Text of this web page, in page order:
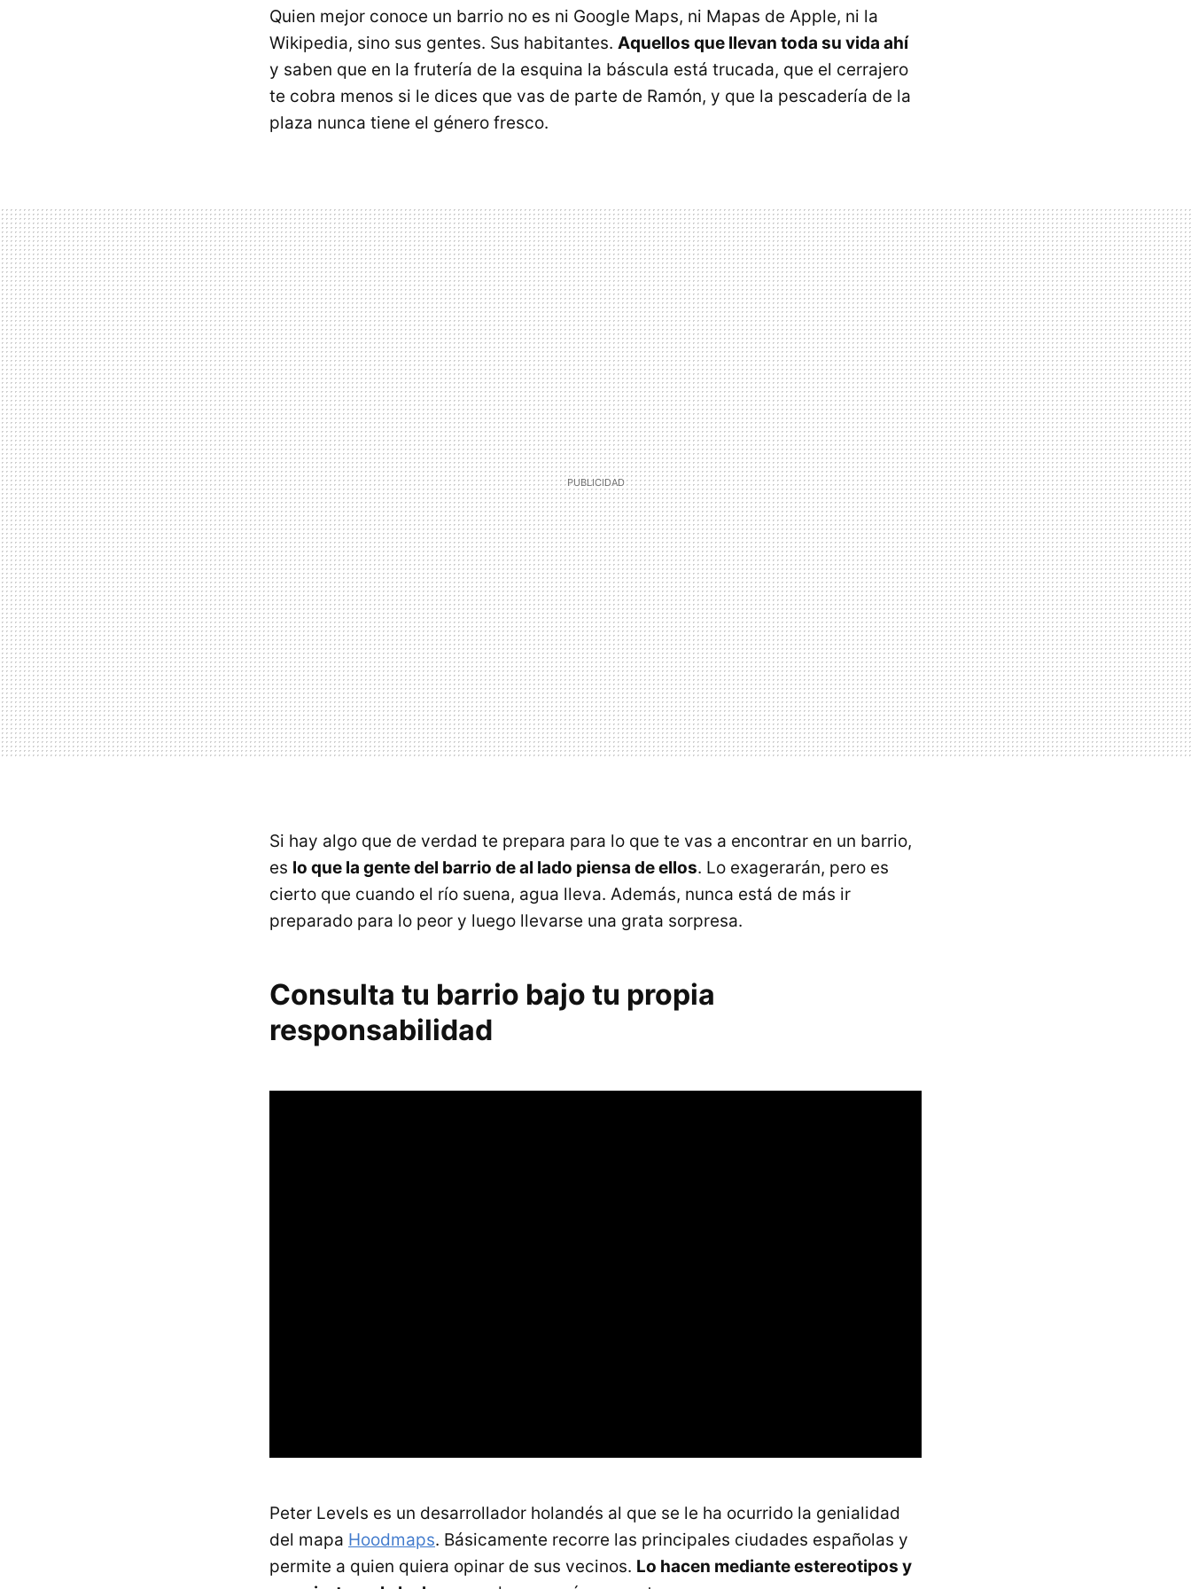
Quien mejor conoce un barrio no es ni Google Maps, ni Mapas de Apple, ni la
Wikipedia, sino sus gentes. Sus habitantes. Aquellos que llevan toda su vida ahí
y saben que en la frutería de la esquina la báscula está trucada, que el cerrajero
te cobra menos si le dices que vas de parte de Ramón, y que la pescadería de la
plaza nunca tiene el género fresco.
Si hay algo que de verdad te prepara para lo que te vas a encontrar en un barrio,
es lo que la gente del barrio de al lado piensa de ellos. Lo exagerarán, pero es
cierto que cuando el río suena, agua lleva. Además, nunca está de más ir
preparado para lo peor y luego llevarse una grata sorpresa.
Consulta tu barrio bajo tu propia
responsabilidad
Peter Levels es un desarrollador holandés al que se le ha ocurrido la genialidad
del mapa Hoodmaps. Básicamente recorre las principales ciudades españolas y
permite a quien quiera opinar de sus vecinos. Lo hacen mediante estereotipos y